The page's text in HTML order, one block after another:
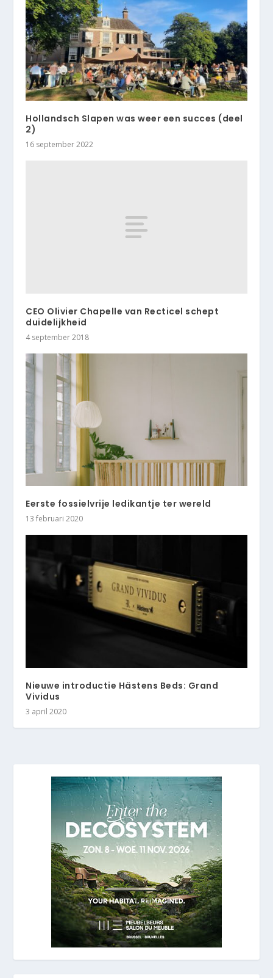
Hollandsch Slapen was weer een succes (deel
2)
16 september 2022
CEO Olivier Chapelle van Recticel schept
duidelijkheid
4 september 2018
Eerste fossielvrije ledikantje ter wereld
13 februari 2020
Nieuwe introductie Hästens Beds: Grand
Vividus
3 april 2020